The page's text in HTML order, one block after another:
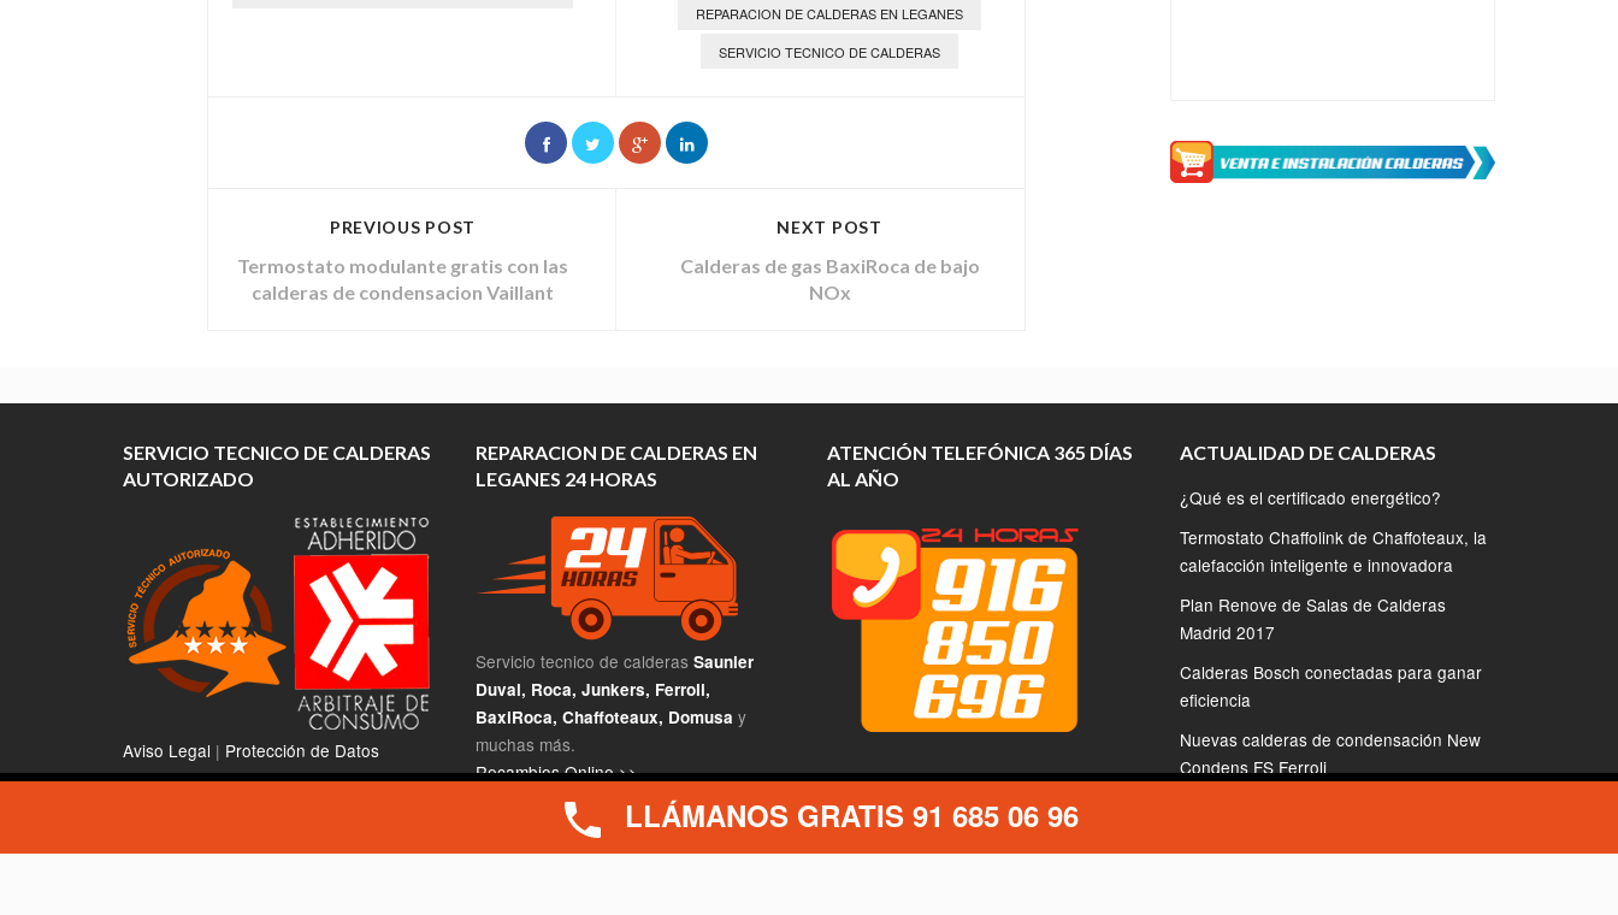
REPARACION DE CALDERAS EN LEGANES
SERVICIO TECNICO DE CALDERAS
PREVIOUS POST
Termostato modulante gratis con las
calderas de condensacion Vaillant
NEXT POST
Calderas de gas BaxiRoca de bajo
NOx
Utilizamos cookies para asegurar que damos la mejor experiencia al usuario en nuestro sitio web. Si continúa utilizando este sitio asumiremos que está de acuerdo.
SERVICIO TECNICO DE CALDERAS
AUTORIZADO
Aviso Legal | Protección de Datos
REPARACION DE CALDERAS EN
LEGANES 24 HORAS
Servicio tecnico de calderas Saunier
Duval, Roca, Junkers, Ferroli,
BaxiRoca, Chaffoteaux, Domusa y
muchas más.
Recambios Online >>
ATENCIÓN TELEFÓNICA 365 DÍAS
AL AÑO
ACTUALIDAD DE CALDERAS
¿Qué es el certificado energético?
Termostato Chaffolink de Chaffoteaux, la
calefacción inteligente e innovadora
Plan Renove de Salas de Calderas
Madrid 2017
Calderas Bosch conectadas para ganar
eficiencia
Nuevas calderas de condensación New
Condens FS Ferroli
LLÁMANOS GRATIS 91 685 06 96